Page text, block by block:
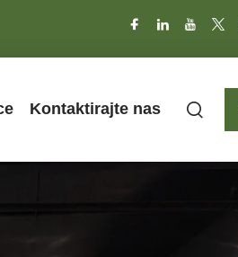
Kontaktirajte nas